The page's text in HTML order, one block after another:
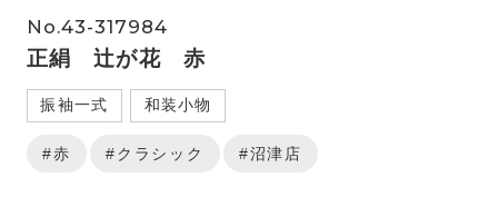
No.43-317984
正絹 辻が花 赤
振袖一式 和装小物
#赤 #クラシック #沼津店